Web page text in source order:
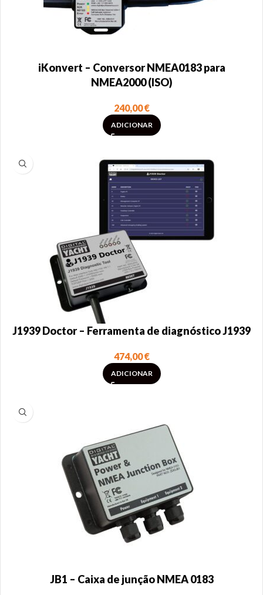
iKonvert – Conversor NMEA0183 para
NMEA2000 (ISO)
240,00€
ADICIONAR
J1939 Doctor – Ferramenta de diagnóstico J1939
474,00€
ADICIONAR
JB1 – Caixa de junção NMEA 0183